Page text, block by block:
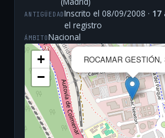
ANTIGÜEDADInscrito el 08/09/2008 · 17
el registro
ÁMBITONacional
ROCAMAR GESTIÓN,
+
−